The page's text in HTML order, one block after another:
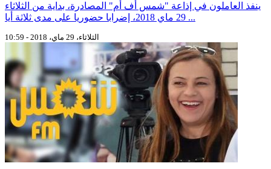
ينفذ العاملون في إذاعة "شمس أف أم" المصادرة، بداية من الثلاثاء
29 ماي 2018، إضرابا حضوريا على مدى ثلاثة أيا ...
الثلاثاء، 29 ماي، 2018 - 10:59